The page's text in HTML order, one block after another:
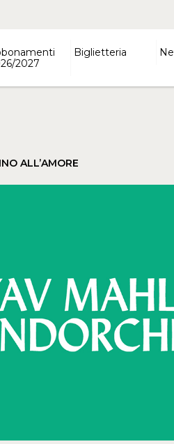
2027
Biglietteria
ALL’AMORE